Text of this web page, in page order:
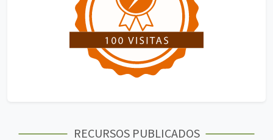
RECURSOS PUBLICADOS